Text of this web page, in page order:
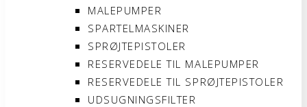
MALEPUMPER
SPARTELMASKINER
SPRØJTEPISTOLER
RESERVEDELE TIL MALEPUMPER
RESERVEDELE TIL SPRØJTEPISTOLER
UDSUGNINGSFILTER